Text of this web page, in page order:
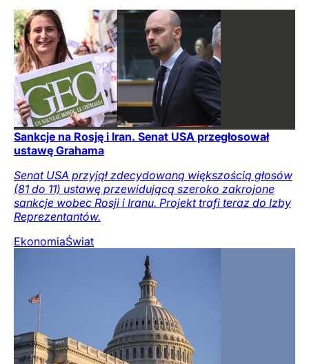
Sankcje na Rosję i Iran. Senat USA przegłosował
ustawę Grahama
Senat USA przyjął zdecydowaną większością głosów
(81 do 11) ustawę przewidującą szeroko zakrojone
sankcje wobec Rosji i Iranu. Projekt trafi teraz do Izby
Reprezentantów.
EkonomiaŚwiat